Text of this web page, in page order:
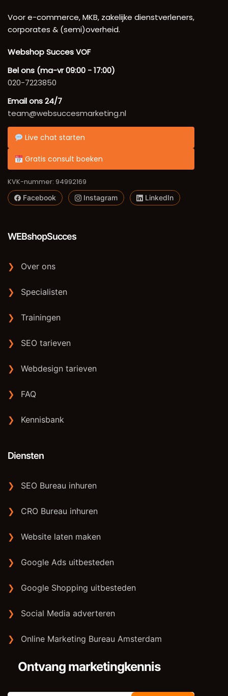
Voor e-commerce, MKB, zakelijke dienstverleners,
corporates & (semi)overheid.
Webshop Succes VOF
Bel ons (ma-vr 09:00 - 17:00)
020-7223850
Email ons 24/7
team@websuccesmarketing.nl
Live chat starten
Gratis consult boeken
KVK-nummer: 94992169
Facebook Instagram LinkedIn
WEBshopSucces
❯ Over ons
❯ Specialisten
❯ Trainingen
❯ SEO tarieven
❯ Webdesign tarieven
❯ FAQ
❯ Kennisbank
Diensten
❯ SEO Bureau inhuren
❯ CRO Bureau inhuren
❯ Website laten maken
❯ Google Ads uitbesteden
❯ Google Shopping uitbesteden
❯ Social Media adverteren
❯ Online Marketing Bureau Amsterdam
Ontvang marketingkennis